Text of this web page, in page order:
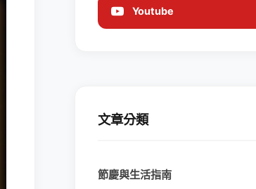
Youtube
文章分類
節慶與生活指南